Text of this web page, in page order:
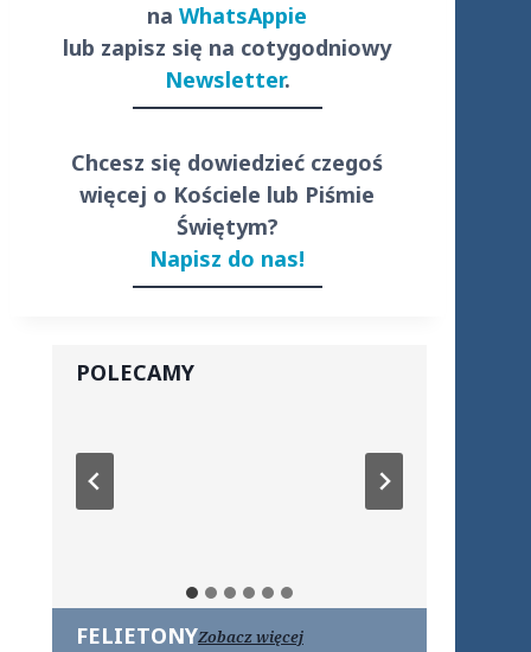
naWhatsAppie
lub zapisz się na cotygodniowy
Newsletter.
Chcesz się dowiedzieć czegoś
więcej o Kościele lub Piśmie
Świętym?
Napisz do nas!
POLECAMY
FELIETONYZobacz więcej